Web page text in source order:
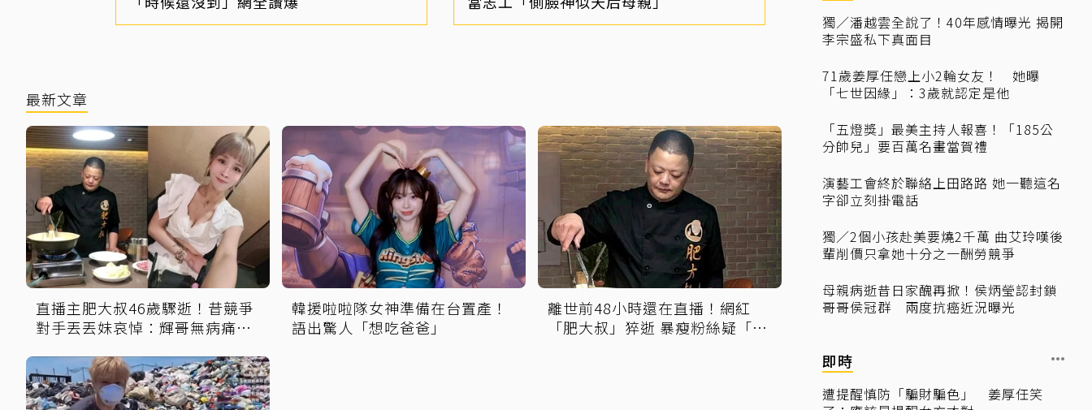
最新文章
直播主肥大叔46歲驟逝！昔競爭
對手丟丟妹哀悼：輝哥無病痛一
韓援啦啦隊女神準備在台置產！
語出驚人「想吃爸爸」
離世前48小時還在直播！網紅
「肥大叔」猝逝 暴瘦粉絲疑「早
獨／潘越雲全說了！40年感情曝光 揭開
李宗盛私下真面目
71歲姜厚任戀上小2輪女友！ 她曝
「七世因緣」：3歲就認定是他
「五燈獎」最美主持人報喜！「185公
分帥兒」要百萬名畫當賀禮
演藝工會終於聯絡上田路路 她一聽這名
字卻立刻掛電話
獨／2個小孩赴美要燒2千萬 曲艾玲嘆後
輩削價只拿她十分之一酬勞競爭
母親病逝昔日家醜再掀！侯炳瑩認封鎖
哥哥侯冠群 兩度抗癌近況曝光
即時
遭提醒慎防「騙財騙色」 姜厚任笑